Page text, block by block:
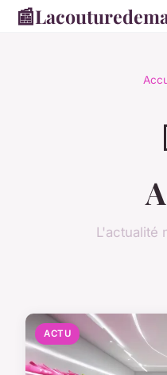
📰
L'actualité
ACTU